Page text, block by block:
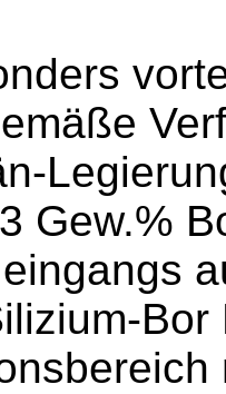
Gew.%